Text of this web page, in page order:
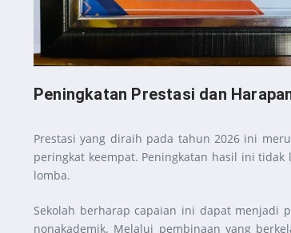
Peningkatan Prestasi dan
Prestasi yang diraih pada tahun 2026 ini
peringkat keempat. Peningkatan hasil ini
lomba.
Sekolah berharap capaian ini dapat menjadi
nonakademik. Melalui pembinaan yang